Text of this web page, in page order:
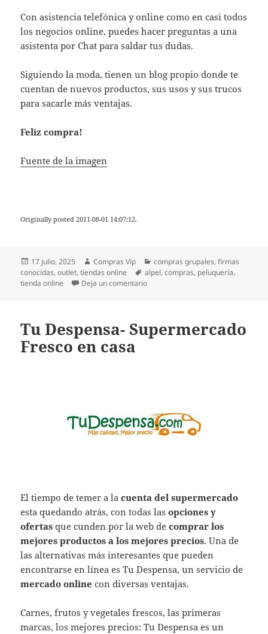
Con asistencia telefónica y online como en casi todos
los negocios online, puedes hacer preguntas a una
asistenta por Chat para saldar tus dudas.
Siguiendo la moda, tienen un blog propio donde te
cuentan de nuevos productos, sus usos y sus trucos
para sacarle más ventajas.
Feliz compra!
Fuente de la imagen
Originally posted 2011-08-01 14:07:12.
Publicado
el
17 julio, 2025 Autor
Compras Vip Categorías
compras grupales,firmas
conocidas,outlet,tiendas online Etiquetas
alpel,compras, peluquería,
tienda online
Deja un comentarioen Alpel- Productos de peluquería
Tu Despensa- Supermercado
Fresco en casa
El tiempo de temer a lacuenta del supermercado
esta quedando atrás, con todas lasopciones y
ofertas que cunden por la web decomprar los
mejores productos a los mejores precios. Una de
las alternativas más interesantes que pueden
encontrarse en línea es Tu Despensa, un servicio de
mercado online con diversas ventajas.
Carnes, frutos y vegetales frescos, las primeras
marcas, los mejores precios: Tu Despensa es un